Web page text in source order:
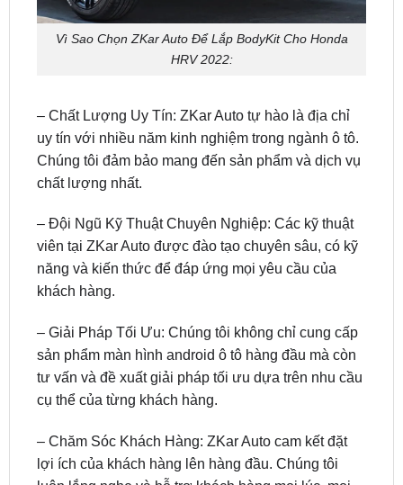
– Chất Lượng Uy Tín: ZKar Auto tự hào là địa chỉ
Chúng tôi đảm bảo mang đến sản phẩm và dịch vụ
chất lượng nhất.
– Đội Ngũ Kỹ Thuật Chuyên Nghiệp: Các kỹ thuật
năng và kiến thức để đáp ứng mọi yêu cầu của
khách hàng.
– Giải Pháp Tối Ưu: Chúng tôi không chỉ cung cấp
tư vấn và đề xuất giải pháp tối ưu dựa trên nhu cầu
cụ thể của từng khách hàng.
– Chăm Sóc Khách Hàng: ZKar Auto cam kết đặt
luôn lắng nghe và hỗ trợ khách hàng mọi lúc, mọi
nơi.